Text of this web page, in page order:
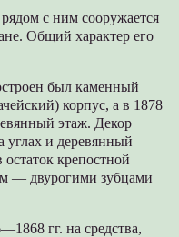
с ним сооружается
Общий характер его
был каменный
корпус, а в 1878
этаж. Декор
углах и деревянный
крепостной
— двурогими зубцами
гг. на средства,